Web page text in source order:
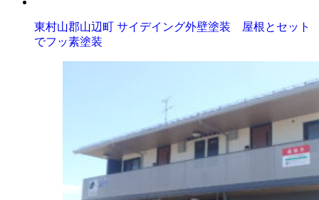
東村山郡山辺町 サイデイング外壁塗装 屋根とセット
でフッ素塗装